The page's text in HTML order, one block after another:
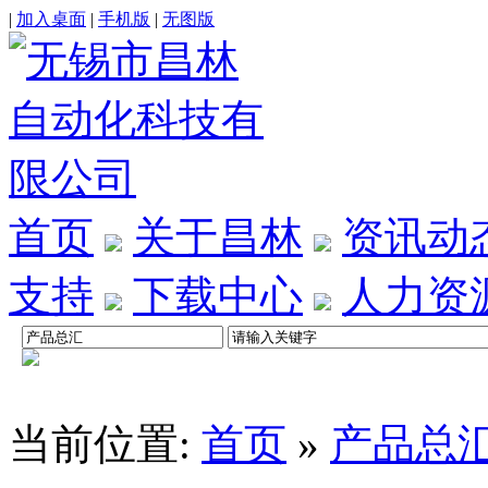
| 加入桌面 | 手机版 | 无图版
首页 关于昌林
资讯动
支持
下载中心 人力资
当前位置: 首页 » 产品总